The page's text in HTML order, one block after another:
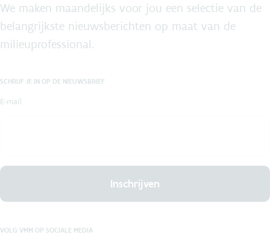
We maken maandelijks voor jou een selectie van de
belangrijkste nieuwsberichten op maat van de
milieuprofessional.
SCHRIJF JE IN OP DE NIEUWSBRIEF
E-mail
Inschrijven
VOLG VMM OP SOCIALE MEDIA